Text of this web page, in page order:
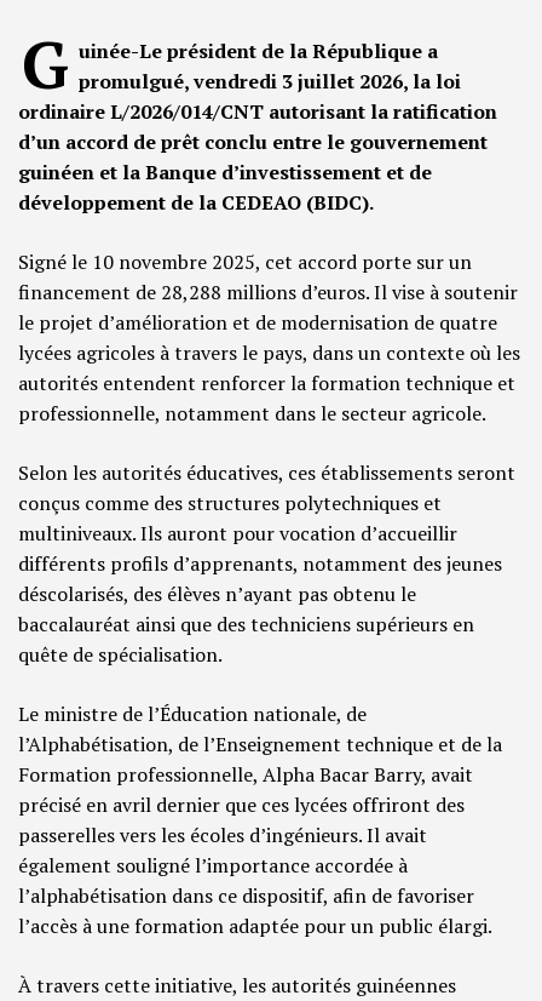
G uinée-Le président de la République a
promulgué, vendredi 3 juillet 2026, la loi
ordinaire L/2026/014/CNT autorisant la ratification
d’un accord de prêt conclu entre le gouvernement
guinéen et la Banque d’investissement et de
développement de la CEDEAO (BIDC).
Signé le 10 novembre 2025, cet accord porte sur un
financement de 28,288 millions d’euros. Il vise à soutenir
le projet d’amélioration et de modernisation de quatre
lycées agricoles à travers le pays, dans un contexte où les
autorités entendent renforcer la formation technique et
professionnelle, notamment dans le secteur agricole.
Selon les autorités éducatives, ces établissements seront
conçus comme des structures polytechniques et
multiniveaux. Ils auront pour vocation d’accueillir
différents profils d’apprenants, notamment des jeunes
déscolarisés, des élèves n’ayant pas obtenu le
baccalauréat ainsi que des techniciens supérieurs en
quête de spécialisation.
Le ministre de l’Éducation nationale, de
l’Alphabétisation, de l’Enseignement technique et de la
Formation professionnelle, Alpha Bacar Barry, avait
précisé en avril dernier que ces lycées offriront des
passerelles vers les écoles d’ingénieurs. Il avait
également souligné l’importance accordée à
l’alphabétisation dans ce dispositif, afin de favoriser
l’accès à une formation adaptée pour un public élargi.
À travers cette initiative, les autorités guinéennes